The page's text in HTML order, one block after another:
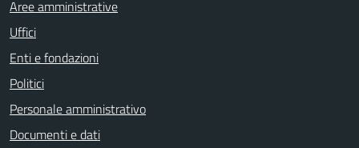
Aree amministrative
Uffici
Enti e fondazioni
Politici
Personale amministrativo
Documenti e dati